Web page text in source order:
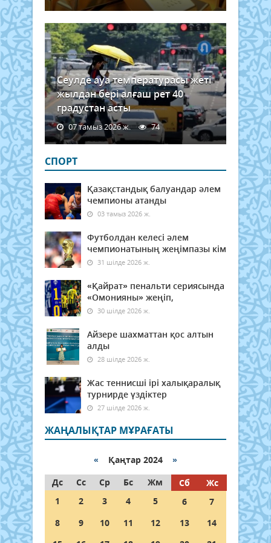
да
бар
және
Сеулде ауа температурасы жеті
жылдан бері алғаш рет 40
градустан асты
07 тамыз 2026 ж. 74
СПОРТ
Қазақстандық балуандар әлем
чемпионы атанды
03 тамыз 2026 ж.
Футболдан келесі әлем
чемпионатының жеңімпазы кім
31 шілде 2026 ж.
«Қайрат» пенальти сериясында
«Омонияны» жеңіп,
30 шілде 2026 ж.
Айзере шахматтан қос алтын
алды
28 шілде 2026 ж.
Жас теннисші ірі халықаралық
турнирде үздіктер
27 шілде 2026 ж.
ЖАҢАЛЫҚТАР МҰРАҒАТЫ
« Қаңтар 2024 »
Дс
Сс Ср Бс Жм Сб
Жс
1
2 3 4 5 6
7
8
9 10 11 12 13
14